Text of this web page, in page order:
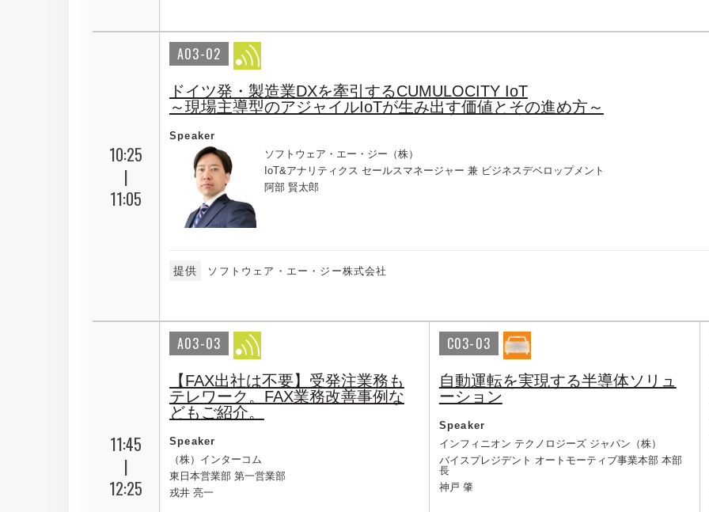
10:25
|
11:05
A03-02
ドイツ発・製造業DXを牽引するCUMULOCITY IoT
～現場主導型のアジャイルIoTが生み出す価値とその進め方～
Speaker
ソフトウェア・エー・ジー（株）
IoT&アナリティクス セールスマネージャー 兼 ビジネスデベロップメント
阿部 賢太郎
提供 ソフトウェア・エー・ジー株式会社
11:45
|
12:25
A03-03
【FAX出社は不要】受発注業務も
テレワーク。FAX業務改善事例な
どもご紹介。
Speaker
（株）インターコム
東日本営業部 第一営業部
戎井 亮一
C03-03
自動運転を実現する半導体ソリュ
ーション
Speaker
インフィニオン テクノロジーズ ジャパン（株）
バイスプレジデント オートモーティブ事業本部 本部
長
神戸 肇